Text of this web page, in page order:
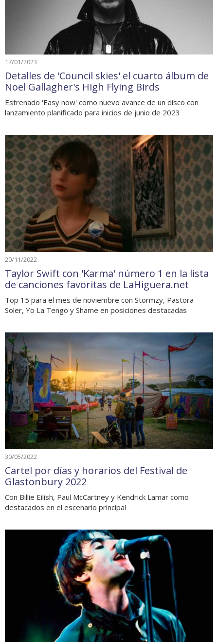
17/01/2023
Detalles de 'Council skies' el cuarto álbum de
Noel Gallagher's High Flying Birds
Estrenado 'Easy now' como nuevo avance de un disco con
lanzamiento planificado para inicios de junio de 2023
20/11/2022
Taylor Swift con 'Karma' número 1 en la lista
de canciones favoritas de LaHiguera.net
Top 15 para el mes de noviembre con Stormzy, Pastora
Soler, Yo La Tengo y Shame en posiciones destacadas
30/05/2022
Cartel por días y horarios del Festival de
Glastonbury 2022
Con Billie Eilish, Paul McCartney y Kendrick Lamar como
destacados en el escenario principal